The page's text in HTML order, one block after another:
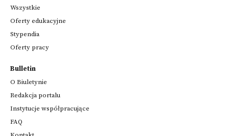
Wszystkie
Oferty edukacyjne
Stypendia
Oferty pracy
Bulletin
O Biuletynie
Redakcja portalu
Instytucje współpracujące
FAQ